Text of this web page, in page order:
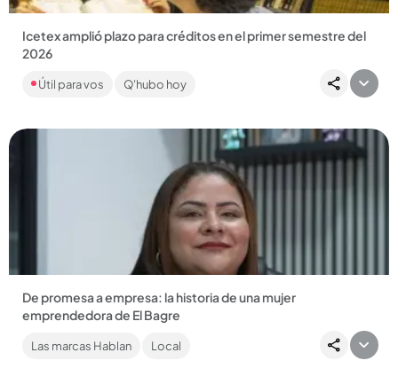
Icetex amplió plazo para créditos en el primer semestre del
2026
Las fechas varían según el programa; la más próxima es este
13 de marzo....
Útil para vos Q'hubo hoy
Compartir Noticia
De promesa a empresa: la historia de una mujer
emprendedora de El Bagre
comunidad, Kelys Johana Galindo Jiménez logró crear
Las marcas Hablan Local